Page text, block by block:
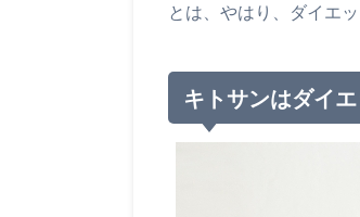
とは、やはり、ダイエ
キトサンはダイ